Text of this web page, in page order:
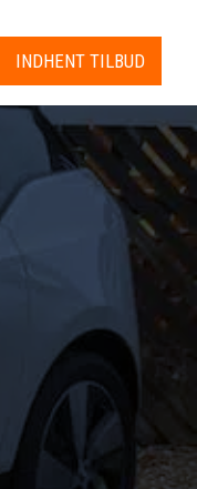
INDHENT TILBUD